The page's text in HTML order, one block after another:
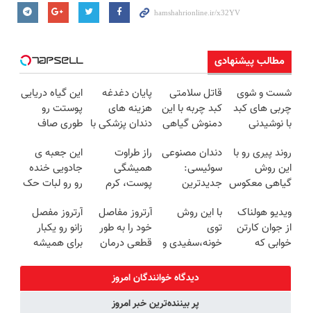
مطالب پیشنهادی
شست و شوی
چربی های کبد
با نوشیدنی
قاتل سلامتی
کبد چربه با این
دمنوش گیاهی
پایان دغدغه
هزینه های
دندان پزشکی با
کننده خانگی
این گیاه دریایی
پوستت رو
طوری صاف
20سال جوون
شدی🔥
روند پیری رو با
این روش
گیاهی معکوس
دندان مصنوعی
سوئیسی:
جدیدترین
سبک و مقاوم |
پرداخت قسطی
راز طراوت
همیشگی
پوست، کرم
با 45%تخفیف
این جعبه ی
جادویی خنده
رو رو لبات حک
خرید40%تخفیف
ویدیو هولناک
از جوان کارتن
خوابی که
با این روش
توی
خونه،سفیدی و
برگردون
(40%off)
آرتروز مفاصل
خود را به طور
قطعی درمان
◗پرسش‌نامه◖
آرتروز مفصل
زانو رو یکبار
برای همیشه
دیدگاه خوانندگان امروز
پر بیننده‌ترین خبر امروز